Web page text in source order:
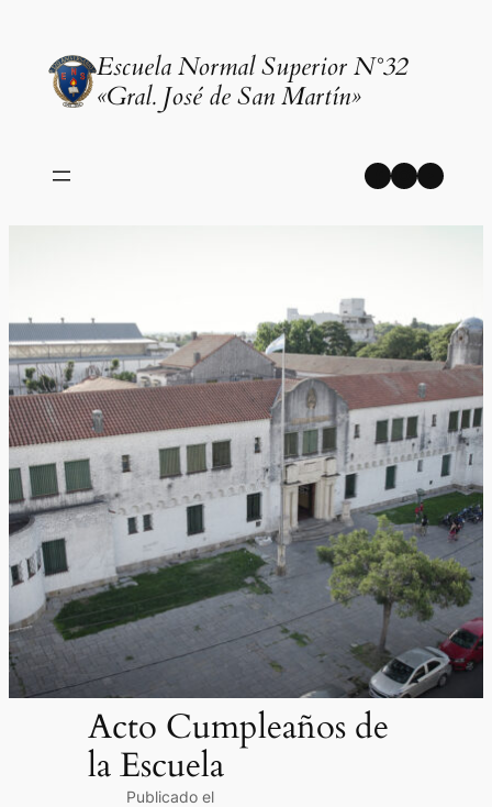
contenidoEscuela Normal Superior N°32
«Gral. José de San Martín»
Facebook
Acto Cumpleaños de
la Escuela
Publicado el